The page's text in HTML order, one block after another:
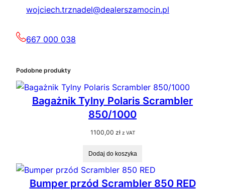
wojciech.trznadel@dealerszamocin.pl
667 000 038
Podobne produkty
Bagażnik Tylny Polaris Scrambler
850/1000
1100,00 zł z VAT
Dodaj do koszyka
Bumper przód Scrambler 850 RED